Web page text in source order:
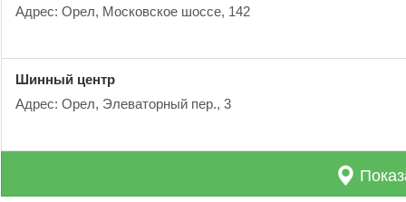
Адрес: Орел, Московское шоссе, 142
Шинный центр
Адрес: Орел, Элеваторный пер., 3